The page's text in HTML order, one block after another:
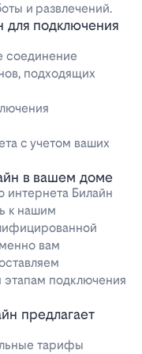
и развлечений.
подключения
соединение
подходящих
с учетом ваших
в вашем доме
Билайн
к нашим
вам
подключения
предлагает
тарифы